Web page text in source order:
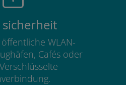
WLAN-
Cafés oder